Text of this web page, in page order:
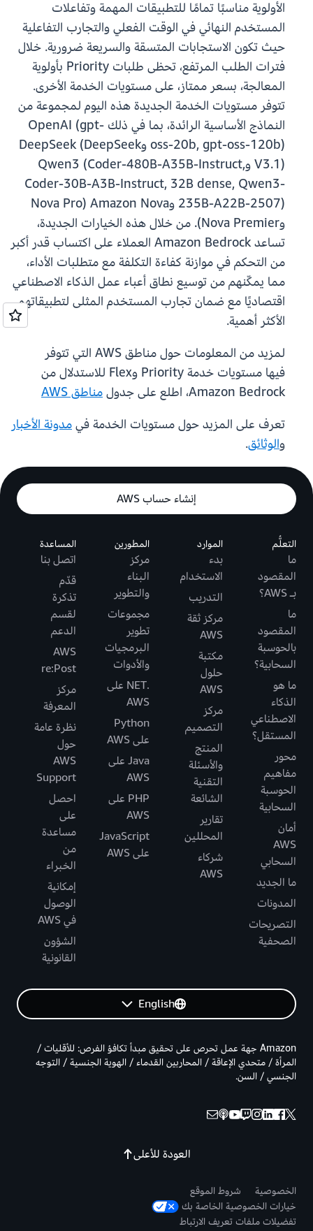
الأولوية مناسبًا تمامًا للتطبيقات المهمة وتفاعلات
المستخدم النهائي في الوقت الفعلي والتجارب التفاعلية
حيث تكون الاستجابات المتسقة والسريعة ضرورية. خلال
فترات الطلب المرتفع، تحظى طلبات Priority بأولوية
المعالجة، بسعر ممتاز، على مستويات الخدمة الأخرى.
تتوفر مستويات الخدمة الجديدة هذه اليوم لمجموعة من
النماذج الأساسية الرائدة، بما في ذلك OpenAI (gpt-
oss-20b, gpt-oss-120b) وDeepSeek (DeepSeek
V3.1) وQwen3 (Coder-480B-A35B-Instruct,
Coder-30B-A3B-Instruct, 32B dense, Qwen3-
235B-A22B-2507) وAmazon Nova (Nova Pro
وNova Premier). من خلال هذه الخيارات الجديدة،
تساعد Amazon Bedrock العملاء على اكتساب قدر أكبر
من التحكم في موازنة كفاءة التكلفة مع متطلبات الأداء،
مما يمكّنهم من توسيع نطاق أعباء عمل الذكاء الاصطناعي
اقتصاديًا مع ضمان تجارب المستخدم المثلى لتطبيقاتهم
الأكثر أهمية.
لمزيد من المعلومات حول مناطق AWS التي تتوفر
فيها مستويات خدمة Priority وFlex للاستدلال من
Amazon Bedrock، اطلع على جدول
مناطق AWS
تعرف على المزيد حول مستويات الخدمة فيمدونة الأخبار
والوثائق.
إنشاء حساب AWS
التعلُّم
ما
المقصود
بـ AWS؟
ما
المقصود
بالحوسبة
السحابية؟
ما هو
الذكاء
الاصطناعي
المستقل؟
محور
مفاهيم
الحوسبة
السحابية
أمان
AWS
السحابي
ما الجديد
المدونات
التصريحات
الصحفية
الموارد
بدء
الاستخدام
التدريب
مركز ثقة
AWS
مكتبة
حلول
AWS
مركز
التصميم
المنتج
والأسئلة
التقنية
الشائعة
تقارير
المحللين
شركاء
AWS
المطورين
مركز
البناء
والتطوير
مجموعات
تطوير
البرمجيات
والأدوات
.NET على
AWS
Python
على AWS
Java على
AWS
PHP على
AWS
JavaScript
على AWS
المساعدة
اتصل بنا
قدّم
تذكرة
لقسم
الدعم
AWS
re:Post
مركز
المعرفة
نظرة عامة
حول
AWS
Support
احصل
على
مساعدة
من
الخبراء
إمكانية
الوصول
في AWS
الشؤون
القانونية
English
العودة للأعلى
Amazon جهة عمل تحرص على تحقيق مبدأ تكافؤ الفرص: للأقليات /
المرأة / متحدي الإعاقة / المحاربين القدماء / الهوية الجنسية / التوجه
الجنسي / السن.
الخصوصية
شروط الموقع
خيارات الخصوصية الخاصة بك
تفضيلات ملفات تعريف الارتباط